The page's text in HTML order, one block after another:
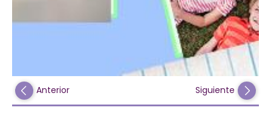
Anterior Siguiente